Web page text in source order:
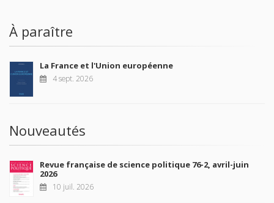
À paraître
La France et l'Union européenne
4 sept. 2026
Nouveautés
Revue française de science politique 76-2, avril-juin
2026
10 juil. 2026